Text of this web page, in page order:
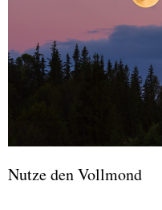
Nutze den Vollmond